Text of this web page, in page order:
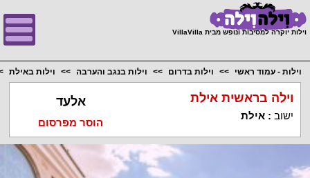
וילות יוקרה למסיבות ונופש מבית VillaVilla
וילות - עמוד ראשי וילות בדרום וילות בנגב והערבה וילות באילת
וילה בראשית אילת
ישוב :אילת
אלעד
הוסר מפרסום